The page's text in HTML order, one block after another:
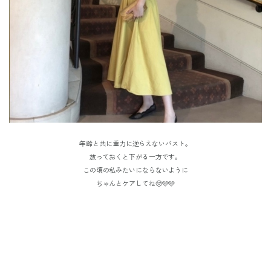
年齢と共に重力に逆らえないバスト。
放っておくと下がる一方です。
この頃の私みたいにならないように
ちゃんとケアしてね🥺🩵🩵